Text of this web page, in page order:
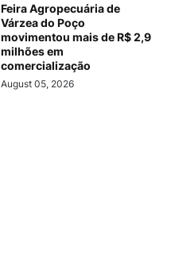
Feira Agropecuária de
Várzea do Poço
movimentou mais de R$ 2,9
milhões em
comercialização
August 05, 2026